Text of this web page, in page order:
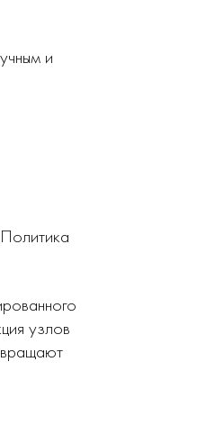
и
узлов